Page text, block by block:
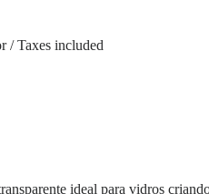
/ Taxes included
ideal para vidros